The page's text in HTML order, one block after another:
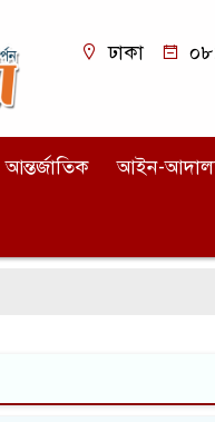
ঢাকা
আন্তর্জাতিক আইন-